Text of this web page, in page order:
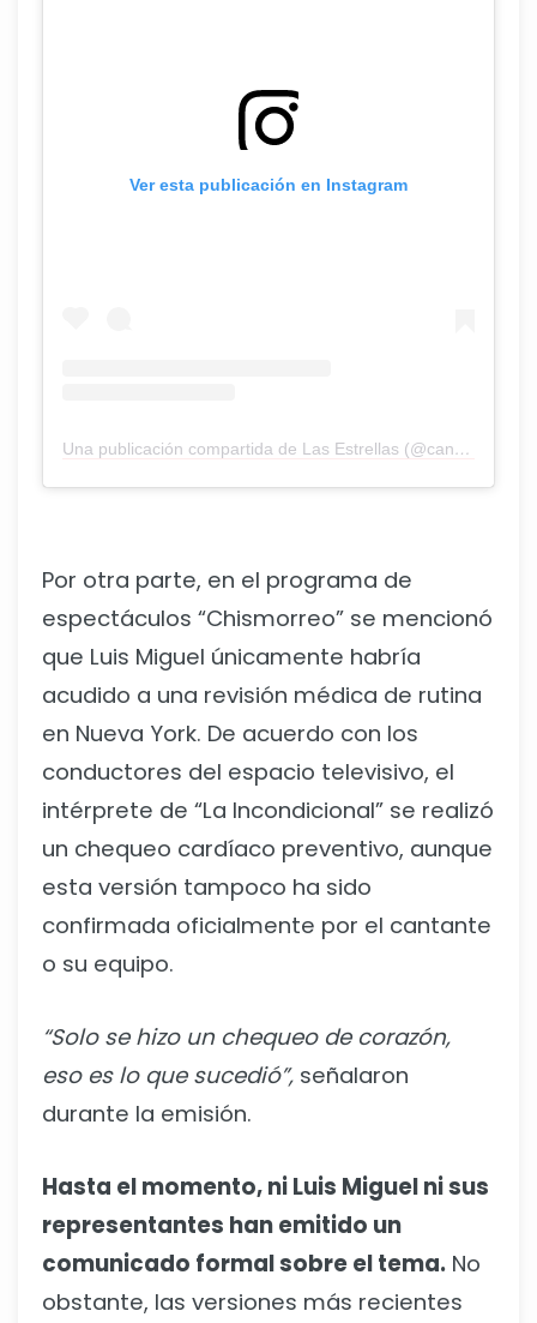
Ver esta publicación en Instagram
Una publicación compartida de Las Estrellas (@canalestrellas)
Por otra parte, en el programa de
espectáculos “Chismorreo” se mencionó
que Luis Miguel únicamente habría
acudido a una revisión médica de rutina
en Nueva York. De acuerdo con los
conductores del espacio televisivo, el
intérprete de “La Incondicional” se realizó
un chequeo cardíaco preventivo, aunque
esta versión tampoco ha sido
confirmada oficialmente por el cantante
o su equipo.
“Solo se hizo un chequeo de corazón,
eso es lo que sucedió”, señalaron
durante la emisión.
Hasta el momento, ni Luis Miguel ni sus
representantes han emitido un
comunicado formal sobre el tema. No
obstante, las versiones más recientes